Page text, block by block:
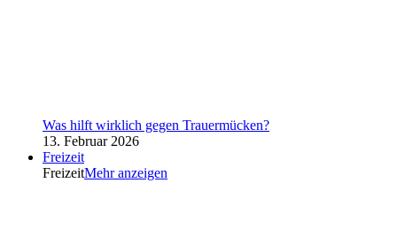
Was hilft wirklich gegen Trauermücken?
13. Februar 2026
Freizeit
FreizeitMehr anzeigen